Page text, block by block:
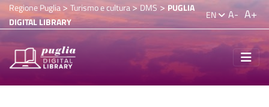
Regione Puglia> Turismo e cultura>DMS > PUGLIA
DIGITAL LIBRARY
EN A- A+